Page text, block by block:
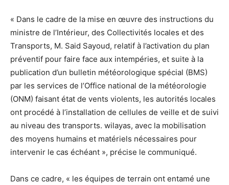
« Dans le cadre de la mise en œuvre des instructions du
ministre de l’Intérieur, des Collectivités locales et des
Transports, M. Said Sayoud, relatif à l’activation du plan
préventif pour faire face aux intempéries, et suite à la
publication d’un bulletin météorologique spécial (BMS)
par les services de l’Office national de la météorologie
(ONM) faisant état de vents violents, les autorités locales
ont procédé à l’installation de cellules de veille et de suivi
au niveau des transports. wilayas, avec la mobilisation
des moyens humains et matériels nécessaires pour
intervenir le cas échéant », précise le communiqué.
Dans ce cadre, « les équipes de terrain ont entamé une